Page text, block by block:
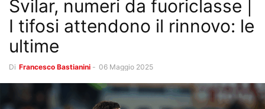
Svilar, numeri da fuoriclasse |
I tifosi attendono il rinnovo: le
ultime
Di Francesco Bastianini - 06 Maggio 2025